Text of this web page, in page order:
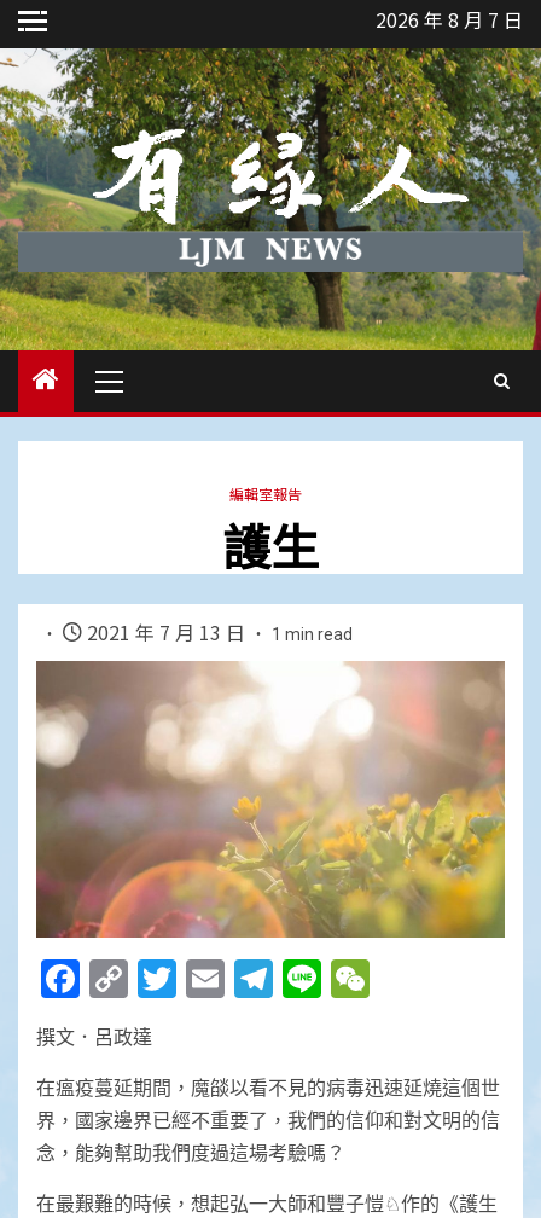
Skip
to
content
2026 年 8 月 7 日
Menu
編輯室報告
護生
2021 年 7 月 13 日 1 min read
Facebook
Copy
Link
Twitter
EmailTelegram
Line
撰文．呂政達
在瘟疫蔓延期間，魔燄以看不見的病毒迅速延燒這個世
界，國家邊界已經不重要了，我們的信仰和對文明的信
念，能夠幫助我們度過這場考驗嗎？
在最艱難的時候，想起弘一大師和豐子愷♘作的《護生